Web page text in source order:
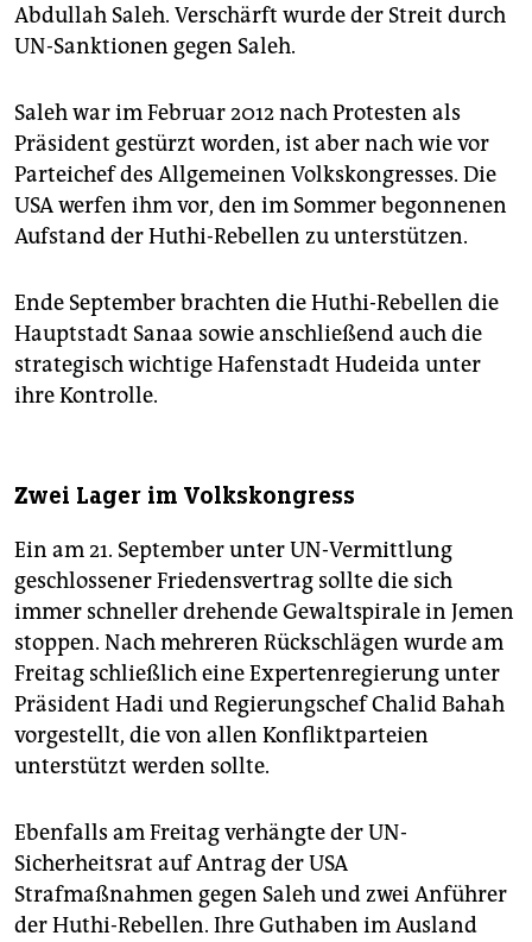
Abdullah Saleh. Verschärft wurde der Streit durch
UN-Sanktionen gegen Saleh.
Saleh war im Februar 2012 nach Protesten als
Präsident gestürzt worden, ist aber nach wie vor
Parteichef des Allgemeinen Volkskongresses. Die
USA werfen ihm vor, den im Sommer begonnenen
Aufstand der Huthi-Rebellen zu unterstützen.
Ende September brachten die Huthi-Rebellen die
Hauptstadt Sanaa sowie anschließend auch die
strategisch wichtige Hafenstadt Hudeida unter
ihre Kontrolle.
Zwei Lager im Volkskongress
Ein am 21. September unter UN-Vermittlung
geschlossener Friedensvertrag sollte die sich
immer schneller drehende Gewaltspirale in Jemen
stoppen. Nach mehreren Rückschlägen wurde am
Freitag schließlich eine Expertenregierung unter
Präsident Hadi und Regierungschef Chalid Bahah
vorgestellt, die von allen Konfliktparteien
unterstützt werden sollte.
Ebenfalls am Freitag verhängte der UN-
Sicherheitsrat auf Antrag der USA
Strafmaßnahmen gegen Saleh und zwei Anführer
der Huthi-Rebellen. Ihre Guthaben im Ausland